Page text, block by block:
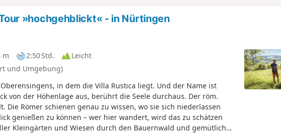
Tour »hochgehblickt« - in Nürtingen
m 2:50 Std.
Leicht
und Umgebung)
in dem die Villa Rustica liegt. Und der Name ist
von der Höhenlage aus, berührt die Seele durchaus. Der röm.
Die Römer schienen genau zu wissen, wo sie sich niederlassen
genießen zu können – wer hier wandert, wird das zu schätzen
Kleingärten und Wiesen durch den Bauernwald und gemütlich